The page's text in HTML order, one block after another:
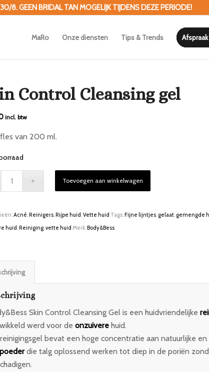
8. GEEN BRIDAL TAN MOGELIJK TIJDENS DEZE PERIODE!
MaRo Onze diensten Tips & Trends
Control Cleansing gel
incl. btw
van 200 ml.
Toevoegen aan winkelwagen
Acné ,Reinigers ,Rijpe huid ,Vette huid Tags:Fijne lijntjes gelaat gemengde
huid ,Reiniging ,vette huid Merk:Body&Bess
Skin Control Cleansing Gel is een huidvriendelijke
werd voor deonzuivere huid.
bevat een hoge concentratie aan natuurlijke
die talg oplossend werken tot diep in de poriën